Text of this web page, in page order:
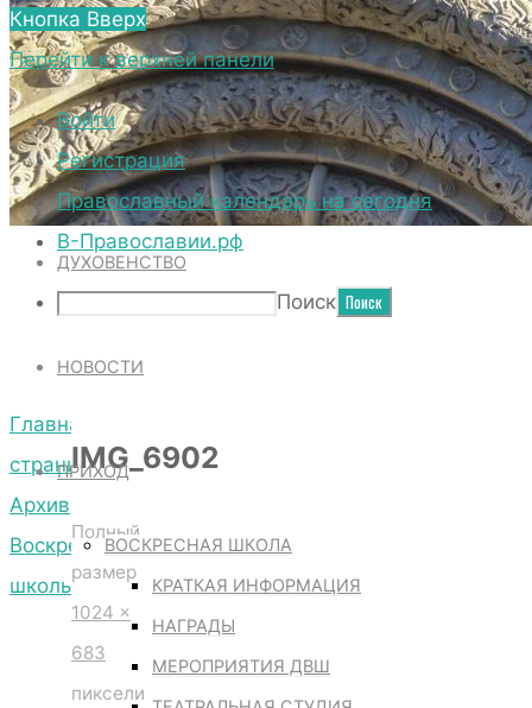
ВЕРХНИЙ ХРАМ ФЕОДОРОВСКОГО
ГОСУДАРЕВА СОБОРА
НИЖНИЙ ХРАМ ФЕОДОРОВСКОГО
ГОСУДАРЕВА СОБОРА
ТЕРРИТОРИЯ СОБОРА
ДУХОВЕНСТВО
НОВОСТИ
ПРИХОД
ВОСКРЕСНАЯ ШКОЛА
КРАТКАЯ ИНФОРМАЦИЯ
НАГРАДЫ
МЕРОПРИЯТИЯ ДВШ
IMG_6902
Главная
страница
Архив
Воскресной
школы
IMG_6902
IMG_6902
Полный
размер
1024 ×
683
пиксели
Кнопка Вверх
Перейти к верхней панели
Войти
Регистрация
Православный календарь на сегодня
В-Православии.рф
Поиск